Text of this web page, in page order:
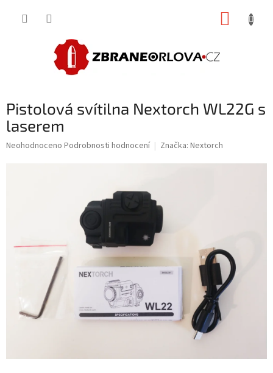
Pistolová svítilna Nextorch WL22G s
laserem
Průměrné
Neohodnoceno Podrobnosti hodnocení Značka: Nextorch